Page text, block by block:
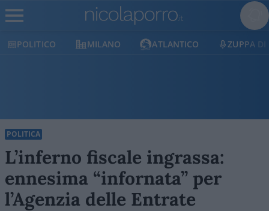
POLITICO MILANO ATLANTICO ZUPPA DI
POLITICA
L’inferno fiscale ingrassa:
ennesima “infornata” per
l’Agenzia delle Entrate